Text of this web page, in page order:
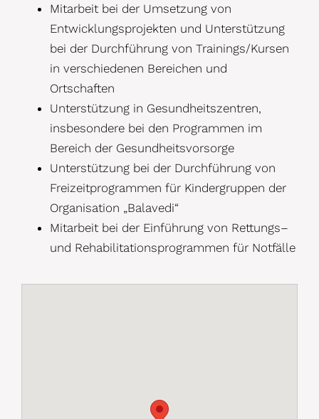
Mitarbeit bei der Umsetzung von
Entwicklungsprojekten und Unterstützung
bei der Durchführung von Trainings/Kursen
in verschiedenen Bereichen und
Ortschaften
Unterstützung in Gesundheitszentren,
insbesondere bei den Programmen im
Bereich der Gesundheitsvorsorge
Unterstützung bei der Durchführung von
Freizeitprogrammen für Kindergruppen der
Organisation „Balavedi“
Mitarbeit bei der Einführung von Rettungs–
und Rehabilitationsprogrammen für Notfälle